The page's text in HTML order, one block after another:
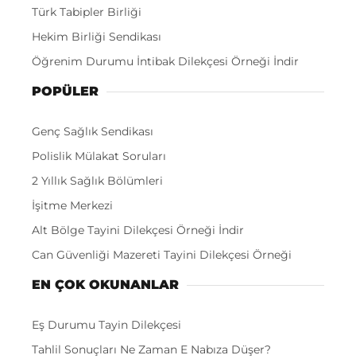
Türk Tabipler Birliği
Hekim Birliği Sendikası
Öğrenim Durumu İntibak Dilekçesi Örneği İndir
POPÜLER
Genç Sağlık Sendikası
Polislik Mülakat Soruları
2 Yıllık Sağlık Bölümleri
İşitme Merkezi
Alt Bölge Tayini Dilekçesi Örneği İndir
Can Güvenliği Mazereti Tayini Dilekçesi Örneği
EN ÇOK OKUNANLAR
Eş Durumu Tayin Dilekçesi
Tahlil Sonuçları Ne Zaman E Nabıza Düşer?